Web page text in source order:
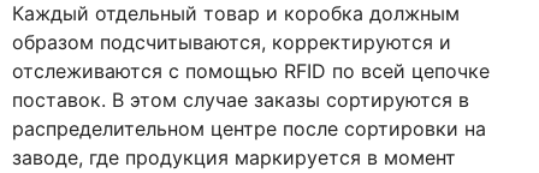
Каждый отдельный товар и коробка должным
образом подсчитываются, корректируются и
отслеживаются с помощью RFID по всей цепочке
поставок. В этом случае заказы сортируются в
распределительном центре после сортировки на
заводе, где продукция маркируется в момент